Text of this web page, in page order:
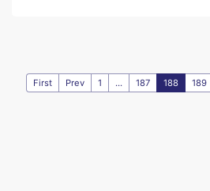
First Prev 1 ... 187 188 189